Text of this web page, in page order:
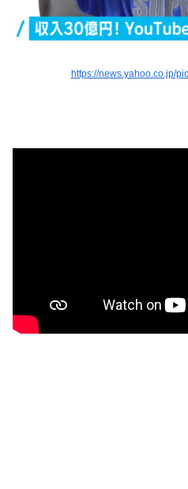
https://news.yahoo.co.jp/